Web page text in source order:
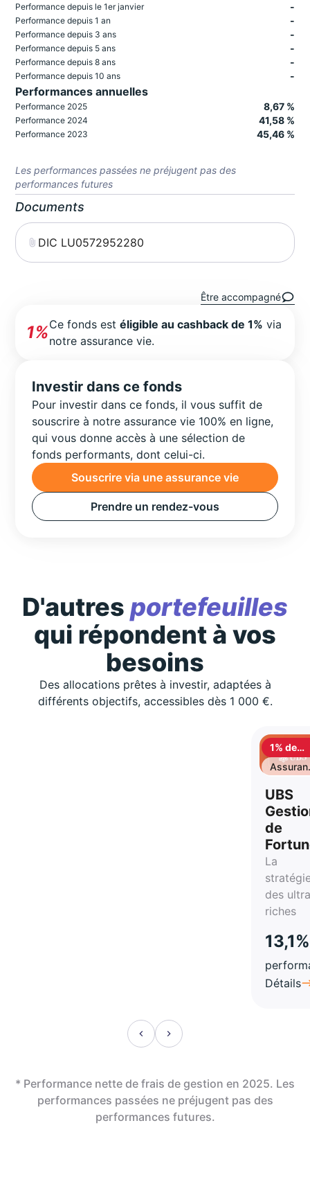
Performance depuis le 1er janvier -
Performance depuis 1 an -
Performance depuis 3 ans -
Performance depuis 5 ans -
Performance depuis 8 ans -
Performance depuis 10 ans -
Performances annuelles
Performance 2025 8,67 %
Performance 2024 41,58 %
Performance 2023 45,46 %
Les performances passées ne préjugent pas des
performances futures
Documents
DIC LU0572952280
Être accompagné
1%Ce fonds estéligible au cashback de 1% via
notre assurance vie.
Investir dans ce fonds
Pour investir dans ce fonds, il vous suffit de
souscrire à notre assurance vie 100% en ligne,
qui vous donne accès à une sélection de
fonds performants, dont celui-ci.
Souscrire via une assurance vie
Prendre un rendez-vous
D'autres portefeuilles
qui répondent à vos
besoins
Des allocations prêtes à investir, adaptées à
différents objectifs, accessibles dès 1 000 €.
1% de
UBS
de
La
des
riches
13,1%
Détails
* Performance nette de frais de gestion en 2025. Les
performances passées ne préjugent pas des
performances futures.